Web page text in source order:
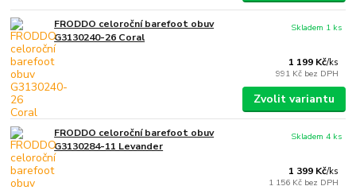
FRODDO celoroční barefoot obuv
G3130240-26 Coral
1 199 Kč/ks
991 Kč bez DPH
Skladem 1 ks
Zvolit variantu
FRODDO celoroční barefoot obuv
G3130284-11 Levander
1 399 Kč/ks
1 156 Kč bez DPH
Skladem 4 ks